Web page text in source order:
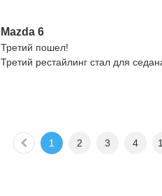
Mazda 6
Третий пошел!
Третий рестайлинг стал для
1 2 3 4